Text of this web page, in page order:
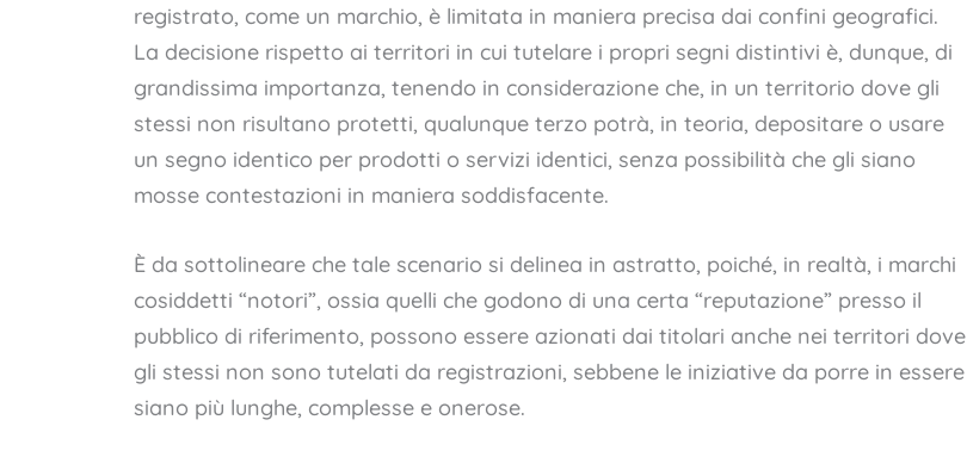
registrato, come un marchio, è limitata in maniera precisa dai confini geografici.
La decisione rispetto ai territori in cui tutelare i propri segni distintivi è, dunque, di
grandissima importanza, tenendo in considerazione che, in un territorio dove gli
stessi non risultano protetti, qualunque terzo potrà, in teoria, depositare o usare
un segno identico per prodotti o servizi identici, senza possibilità che gli siano
mosse contestazioni in maniera soddisfacente.
È da sottolineare che tale scenario si delinea in astratto, poiché, in realtà, i marchi
cosiddetti “notori”, ossia quelli che godono di una certa “reputazione” presso il
pubblico di riferimento, possono essere azionati dai titolari anche nei territori dove
gli stessi non sono tutelati da registrazioni, sebbene le iniziative da porre in essere
siano più lunghe, complesse e onerose.